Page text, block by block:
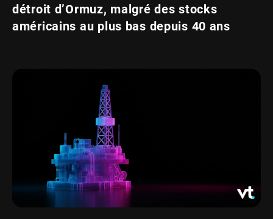
détroit d’Ormuz, malgré des stocks
américains au plus bas depuis 40 ans